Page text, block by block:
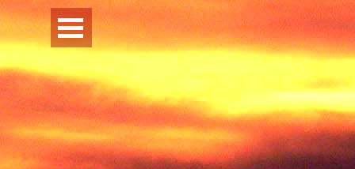
Перейти к контенту
Пропустить меню